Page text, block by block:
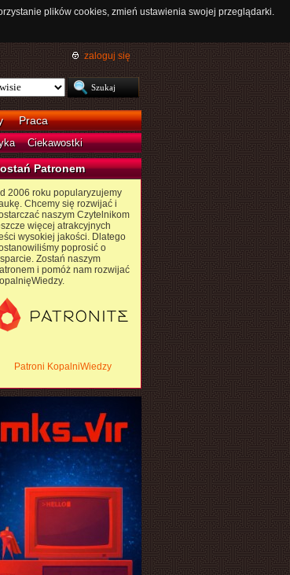
plików cookies, zmień ustawienia swojej przeglądarki.
zaloguj się
Praca
Ciekawostki
Patronem
2006 roku popularyzujemy
Chcemy się rozwijać i
naszym Czytelnikom
więcej atrakcyjnych
wysokiej jakości. Dlatego
poprosić o
Zostań naszym
i pomóż nam rozwijać
Patroni KopalniWiedzy